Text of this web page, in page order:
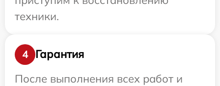
техники.
4
Гарантия
После выполнения всех работ и